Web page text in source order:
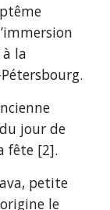
la
jour de
fête [2].
petite
le